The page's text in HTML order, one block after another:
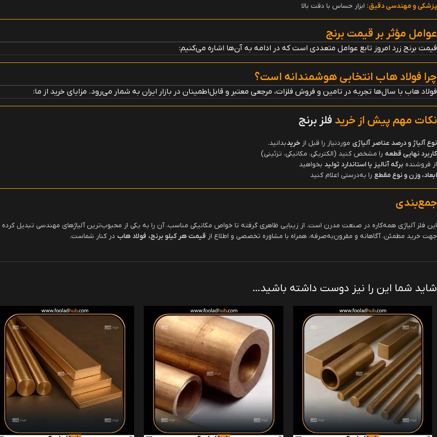
پزشکی و مهندسی دقیق: ابزار حساس با دقت بالا
عوامل مؤثر بر قیمت برنج
قیمت برنج زرد امروز تابع عوامل متعددی است که در ادامه به آن‌ها اشاره می‌کنیم:
چرا فولاد هاب انتخابی هوشمندانه است؟
فولاد هاب با سال‌ها تجربه در تامین و فروش فلزات، مرجعی معتبر و قابل‌اطمینان در بازار ایران به شمار می‌رود. مزایای خرید از ما:
نکات مهم پیش از خرید فلز برنج
نوع آلیاژ و درصد عناصر آلیاژی موردنیاز را قبل از خریدبدانید.
کاربرد نهایی قطعه را مشخص کنید (الکتریکی، مکانیکی، تزئینی)
از فروشنده برگه آنالیز یا استاندارد تولید بخواهید
ابعاد، وزن و نوع مقطع را به‌درستی اعلام کنید
جمع‌بندی
این فلز آلیاژی همه‌کاره در صنعت مدرن است. از زیبایی ظاهری گرفته تا خواص مکانیکی مناسب، آن را به یکی از محبوب‌ترین آلیاژهای مهندسی تبدیل
جهت خرید مطمئن، آگاهانه و مقرون‌به‌صرفه، همراه با مشاوره تخصصی و اطلاع از قیمت هر کیلو برنج، فولاد هاب در کنار شماست.
شاید شما این را نیز دوست داشته باشید…